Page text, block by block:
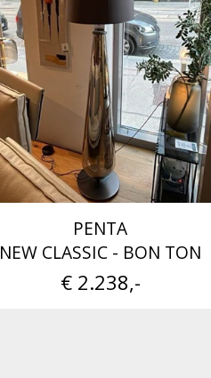
PENTA
NEW CLASSIC - BON TON
€ 2.238,-